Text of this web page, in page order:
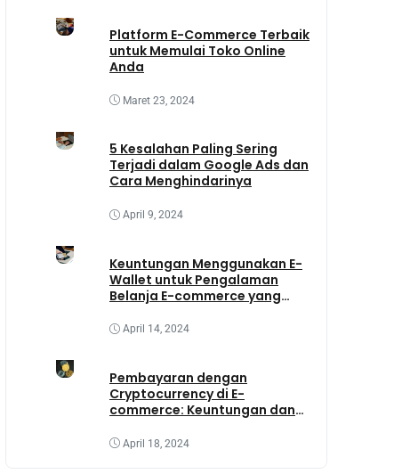
Platform E-Commerce Terbaik
untuk Memulai Toko Online
Anda
Maret 23, 2024
5 Kesalahan Paling Sering
Terjadi dalam Google Ads dan
Cara Menghindarinya
April 9, 2024
Keuntungan Menggunakan E-
Wallet untuk Pengalaman
Belanja E-commerce yang
April 14, 2024
Pembayaran dengan
Cryptocurrency di E-
commerce: Keuntungan dan
April 18, 2024